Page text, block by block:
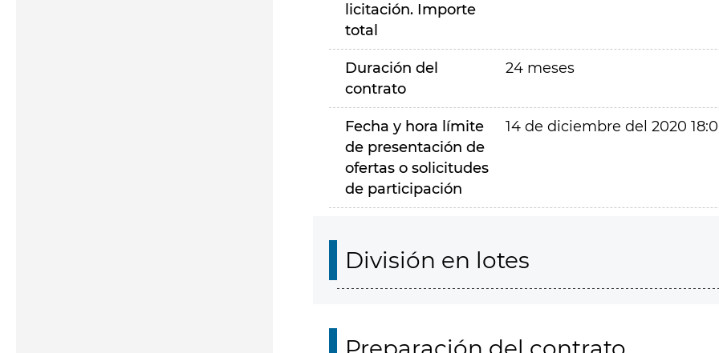
licitación. Importe
total
Duración del
contrato
24 meses
Fecha y hora límite
de presentación de
ofertas o solicitudes
de participación
14 de diciembre del 2020
División en lotes